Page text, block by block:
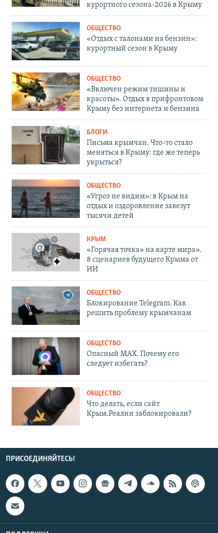
курортного сезона-2026 в Крыму
ОБЩЕСТВО
«Отдых с талонами на бензин»:
курортный сезон в Крыму
ОБЩЕСТВО
«Включен режим тишины и
красоты». Отдых в прифронтовом
Крыму без интернета и бензина
БЛОГИ
Письма крымчан. Что-то стало
меняться в Крыму: где же теперь
укрыться?
ОБЩЕСТВО
«Угроз не видим»: в Крым на
отдых и оздоровление завезут
тысячи детей
КРЫМ
«Горячая точка» на карте мира».
8 сценариев будущего Крыма от
ИИ
ОБЩЕСТВО
Блокирование Telegram. Как
решить проблему крымчанам
ОБЩЕСТВО
Опасный MAX. Почему его
следует избегать?
ОБЩЕСТВО
Что делать, если сайт
Крым.Реалии заблокировали?
ПРИСОЕДИНЯЙТЕСЬ!